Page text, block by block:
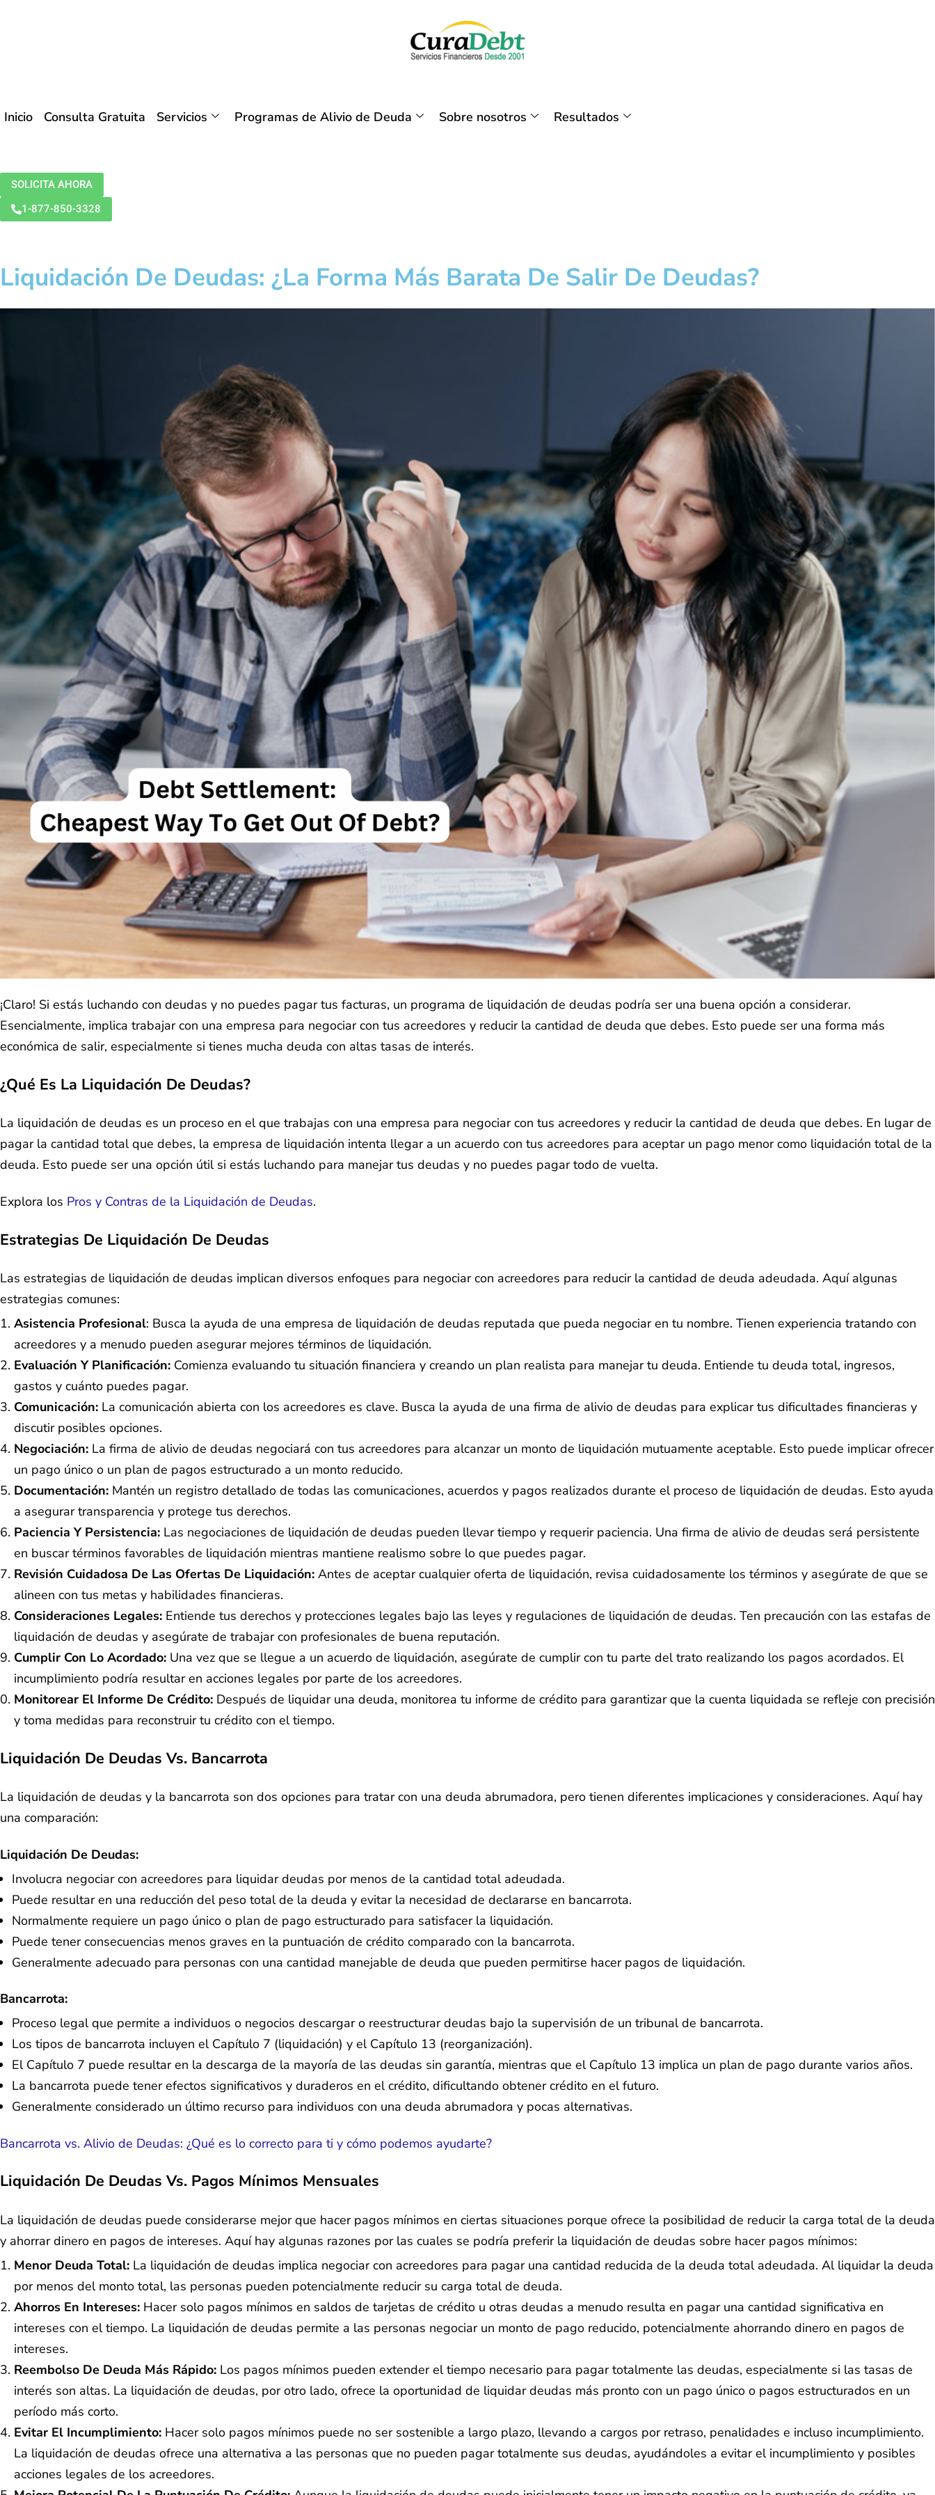
Inicio Consulta Gratuita Servicios Programas de Alivio de Deuda Sobre nosotros Resultados
SOLICITA AHORA
1-877-850-3328
Liquidación De Deudas: ¿La Forma Más Barata De Salir De Deudas?
¡Claro! Si estás luchando con deudas y no puedes pagar tus facturas, un programa de liquidación de deudas podría ser una buena opción a considerar.
Esencialmente, implica trabajar con una empresa para negociar con tus acreedores y reducir la cantidad de deuda que debes. Esto puede ser una forma más
económica de salir, especialmente si tienes mucha deuda con altas tasas de interés.
¿Qué Es La Liquidación De Deudas?
La liquidación de deudas es un proceso en el que trabajas con una empresa para negociar con tus acreedores y reducir la cantidad de deuda que debes. En lugar de
pagar la cantidad total que debes, la empresa de liquidación intenta llegar a un acuerdo con tus acreedores para aceptar un pago menor como liquidación total de la
deuda. Esto puede ser una opción útil si estás luchando para manejar tus deudas y no puedes pagar todo de vuelta.
Explora los Pros y Contras de la Liquidación de Deudas.
Estrategias De Liquidación De Deudas
Las estrategias de liquidación de deudas implican diversos enfoques para negociar con acreedores para reducir la cantidad de deuda adeudada. Aquí algunas
estrategias comunes:
Asistencia Profesional: Busca la ayuda de una empresa de liquidación de deudas reputada que pueda negociar en tu nombre. Tienen experiencia tratando con
acreedores y a menudo pueden asegurar mejores términos de liquidación.
Evaluación Y Planificación: Comienza evaluando tu situación financiera y creando un plan realista para manejar tu deuda. Entiende tu deuda total, ingresos,
gastos y cuánto puedes pagar.
Comunicación: La comunicación abierta con los acreedores es clave. Busca la ayuda de una firma de alivio de deudas para explicar tus dificultades financieras y
discutir posibles opciones.
Negociación: La firma de alivio de deudas negociará con tus acreedores para alcanzar un monto de liquidación mutuamente aceptable. Esto puede implicar ofrecer
un pago único o un plan de pagos estructurado a un monto reducido.
Documentación: Mantén un registro detallado de todas las comunicaciones, acuerdos y pagos realizados durante el proceso de liquidación de deudas. Esto ayuda
a asegurar transparencia y protege tus derechos.
Paciencia Y Persistencia: Las negociaciones de liquidación de deudas pueden llevar tiempo y requerir paciencia. Una firma de alivio de deudas será persistente
en buscar términos favorables de liquidación mientras mantiene realismo sobre lo que puedes pagar.
Revisión Cuidadosa De Las Ofertas De Liquidación: Antes de aceptar cualquier oferta de liquidación, revisa cuidadosamente los términos y asegúrate de que se
alineen con tus metas y habilidades financieras.
Consideraciones Legales: Entiende tus derechos y protecciones legales bajo las leyes y regulaciones de liquidación de deudas. Ten precaución con las estafas de
liquidación de deudas y asegúrate de trabajar con profesionales de buena reputación.
Cumplir Con Lo Acordado: Una vez que se llegue a un acuerdo de liquidación, asegúrate de cumplir con tu parte del trato realizando los pagos acordados. El
incumplimiento podría resultar en acciones legales por parte de los acreedores.
Monitorear El Informe De Crédito: Después de liquidar una deuda, monitorea tu informe de crédito para garantizar que la cuenta liquidada se refleje con precisión
y toma medidas para reconstruir tu crédito con el tiempo.
Liquidación De Deudas Vs. Bancarrota
La liquidación de deudas y la bancarrota son dos opciones para tratar con una deuda abrumadora, pero tienen diferentes implicaciones y consideraciones. Aquí hay
una comparación:
Liquidación De Deudas:
Involucra negociar con acreedores para liquidar deudas por menos de la cantidad total adeudada.
Puede resultar en una reducción del peso total de la deuda y evitar la necesidad de declararse en bancarrota.
Normalmente requiere un pago único o plan de pago estructurado para satisfacer la liquidación.
Puede tener consecuencias menos graves en la puntuación de crédito comparado con la bancarrota.
Generalmente adecuado para personas con una cantidad manejable de deuda que pueden permitirse hacer pagos de liquidación.
Bancarrota:
Proceso legal que permite a individuos o negocios descargar o reestructurar deudas bajo la supervisión de un tribunal de bancarrota.
Los tipos de bancarrota incluyen el Capítulo 7 (liquidación) y el Capítulo 13 (reorganización).
El Capítulo 7 puede resultar en la descarga de la mayoría de las deudas sin garantía, mientras que el Capítulo 13 implica un plan de pago durante varios años.
La bancarrota puede tener efectos significativos y duraderos en el crédito, dificultando obtener crédito en el futuro.
Generalmente considerado un último recurso para individuos con una deuda abrumadora y pocas alternativas.
Bancarrota vs. Alivio de Deudas: ¿Qué es lo correcto para ti y cómo podemos ayudarte?
Liquidación De Deudas Vs. Pagos Mínimos Mensuales
La liquidación de deudas puede considerarse mejor que hacer pagos mínimos en ciertas situaciones porque ofrece la posibilidad de reducir la carga total de la deuda
y ahorrar dinero en pagos de intereses. Aquí hay algunas razones por las cuales se podría preferir la liquidación de deudas sobre hacer pagos mínimos:
Menor Deuda Total: La liquidación de deudas implica negociar con acreedores para pagar una cantidad reducida de la deuda total adeudada. Al liquidar la deuda
por menos del monto total, las personas pueden potencialmente reducir su carga total de deuda.
Ahorros En Intereses: Hacer solo pagos mínimos en saldos de tarjetas de crédito u otras deudas a menudo resulta en pagar una cantidad significativa en
intereses con el tiempo. La liquidación de deudas permite a las personas negociar un monto de pago reducido, potencialmente ahorrando dinero en pagos de
intereses.
Reembolso De Deuda Más Rápido: Los pagos mínimos pueden extender el tiempo necesario para pagar totalmente las deudas, especialmente si las tasas de
interés son altas. La liquidación de deudas, por otro lado, ofrece la oportunidad de liquidar deudas más pronto con un pago único o pagos estructurados en un
período más corto.
Evitar El Incumplimiento: Hacer solo pagos mínimos puede no ser sostenible a largo plazo, llevando a cargos por retraso, penalidades e incluso incumplimiento.
La liquidación de deudas ofrece una alternativa a las personas que no pueden pagar totalmente sus deudas, ayudándoles a evitar el incumplimiento y posibles
acciones legales de los acreedores.